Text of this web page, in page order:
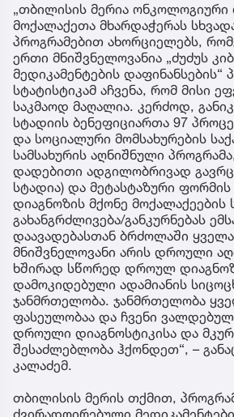
„თბილისის მერია ონკოლოგიური
მოქალაქეთა მხარდაჭერას
პროგრამებით ახორციელებს,
ერთი მნიშვნელოვანია „ძუძუს
მედიკამენტების დაფინანსების“
სტატისტიკამ აჩვენა, რომ მისი
საკმაოდ მაღალია. კერძოდ,
სტადიის ბენეფიციართა 97
და სოციალური მომსახურების
სამსახურის აღნიშნული
დადებითი ადგილობრივად
სტადია) და მეტასტაზური ფორმის
დიაგნოზის მქონე მოქალაქეების
გახანგრძლივება/განკურნებას
დაავადებასთან ბრძოლაში
მნიშვნელოვანი არის დროული
ხშირად სწორედ დროულ
დამოკიდებული ადამიანის
ჯანმრთელობა. ჯანმრთელობა
ფასეულობაა და ჩვენი
დროული დიაგნოსტიკისა და
შესაძლებლობა ჰქონდეთ“, –
კალაძემ.
თბილისის მერის თქმით,